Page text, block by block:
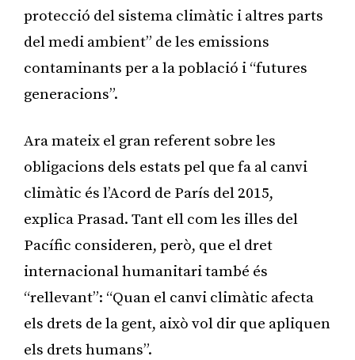
protecció del sistema climàtic i altres parts
del medi ambient” de les emissions
contaminants per a la població i “futures
generacions”.
Ara mateix el gran referent sobre les
obligacions dels estats pel que fa al canvi
climàtic és l’Acord de París del 2015,
explica Prasad. Tant ell com les illes del
Pacífic consideren, però, que el dret
internacional humanitari també és
“rellevant”: “Quan el canvi climàtic afecta
els drets de la gent, això vol dir que apliquen
els drets humans”.